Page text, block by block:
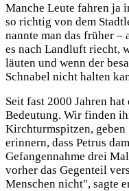
Manche Leute fahren ja
so richtig von dem
nannte man das früher –
es nach Landluft riecht,
läuten und wenn der
Schnabel nicht halten
Seit fast 2000 Jahren
Bedeutung. Wir finden
Kirchturmspitzen, geben
erinnern, dass Petrus
Gefangennahme drei
vorher das Gegenteil
Menschen nicht", sagte